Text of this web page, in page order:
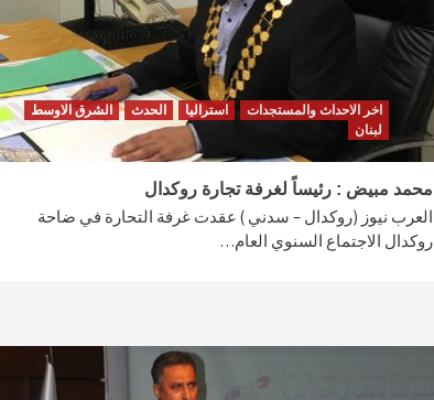
اخر الاحداث والمستجدات استراليا الحدث
الشرق الاوسط
لبنان
محمد مبيض : رئيساً لغرفة تجارة روكدال
العرب نيوز (روكدال – سدني ) عقدت غرفة التحارة في ضاحة
روكدال الاجتماع السنوي العام…